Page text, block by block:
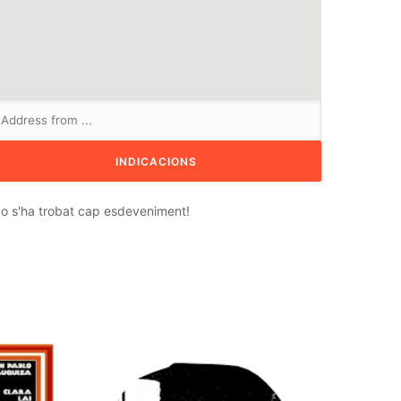
s'ha trobat cap esdeveniment!